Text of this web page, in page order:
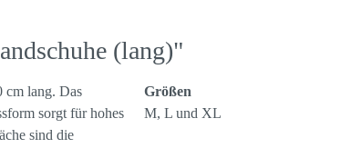
(lang)"
cm lang. Das
sorgt für hohes
sind die
Größen
M, L und XL